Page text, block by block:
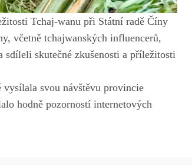
Tchaj-wanu při Státní radě Číny
včetně tchajwanských influencerů,
sdíleli skutečné zkušenosti a příležitosti
vysílala svou návštěvu provincie
hodně pozorností internetových